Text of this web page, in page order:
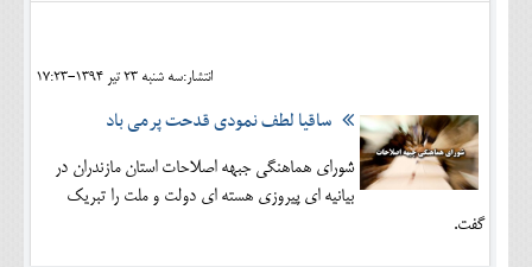
انتشار:سه شنبه 23 تير 1394-17:23
ساقیا لطف نمودی قدحت پرمی باد
شوراى هماهنگى جبهه اصلاحات استان مازندران در
بیانیه ای پیروزی هسته ای دولت و ملت را تبریک
گفت.